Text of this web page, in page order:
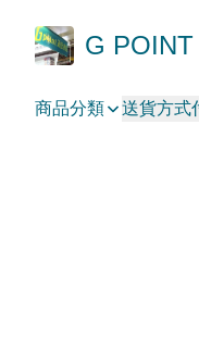
G
商品分類 送貨方式